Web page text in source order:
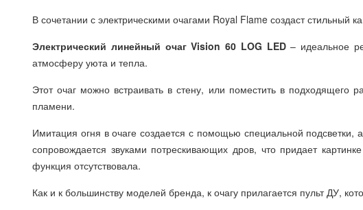
В сочетании с электрическими очагами Royal Flame создаст
Электрический линейный очаг Vision 60 LOG LED– идеальное
атмосферу уюта и тепла.
Этот очаг можно встраивать в стену, или поместить в подходящего
пламени.
Имитация огня в очаге создается с помощью специальной
сопровождается звуками потрескивающих дров, что придает
функция отсутствовала.
Как и к большинству моделей бренда, к очагу прилагается пульт ДУ,